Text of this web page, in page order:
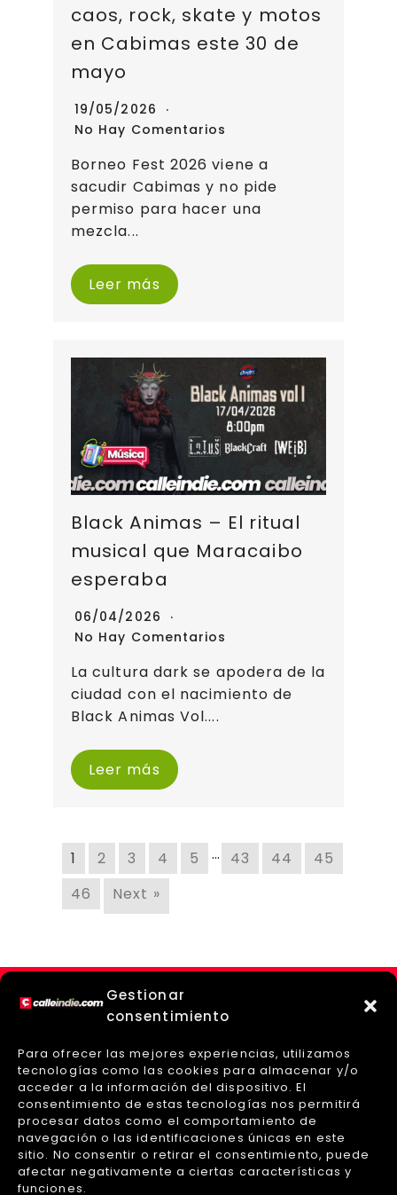
Gestionar
consentimiento
Para ofrecer las mejores experiencias, utilizamos
tecnologías como las cookies para almacenar y/o
acceder a la información del dispositivo. El
consentimiento de estas tecnologías nos permitirá
procesar datos como el comportamiento de
navegación o las identificaciones únicas en este
sitio. No consentir o retirar el consentimiento, puede
afectar negativamente a ciertas características y
funciones.
caos, rock, skate y motos
en Cabimas este 30 de
mayo
19/05/2026
No Hay Comentarios
Borneo Fest 2026 viene a
sacudir Cabimas y no pide
permiso para hacer una
mezcla...
Leer más
Black Animas – El ritual
musical que Maracaibo
esperaba
06/04/2026
No Hay Comentarios
La cultura dark se apodera de la
ciudad con el nacimiento de
Black Animas Vol....
Leer más
1 2 3 4 5 … 43 44
45
46
Next »
Sobre Nosotros Políticas de Privacidad